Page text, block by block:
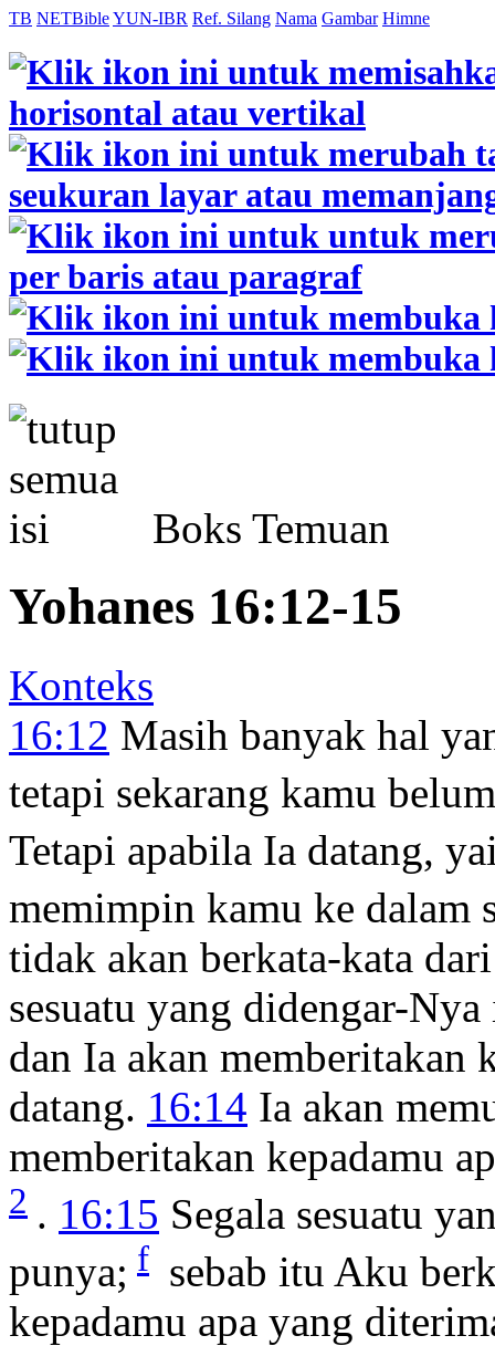
TB NETBibleYUN-IBR Ref. Silang Nama Gambar Himne
Boks Temuan
Yohanes 16:12-15
Konteks
16:12 Masih banyak hal
tetapi sekarang kamu
Tetapi apabila Ia datang,
memimpin kamu ke dalam
tidak akan berkata-kata
sesuatu yang didengar-
dan Ia akan memberitakan
datang. 16:14 Ia akan
memberitakan kepadamu
2 . 16:15 Segala sesuatu
punya; f sebab itu Aku
kepadamu apa yang